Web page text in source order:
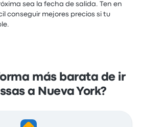
sea la fecha de salida. Ten en
conseguir mejores precios si tu
más barata de ir
a Nueva York?